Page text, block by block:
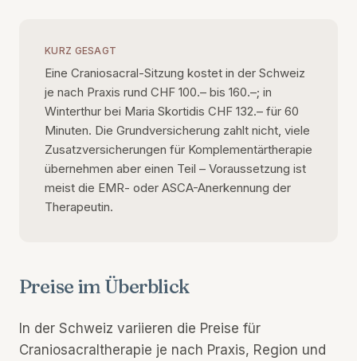
KURZ GESAGT
Eine Craniosacral-Sitzung kostet in der Schweiz
je nach Praxis rund CHF 100.– bis 160.–; in
Winterthur bei Maria Skortidis CHF 132.– für 60
Minuten. Die Grundversicherung zahlt nicht, viele
Zusatzversicherungen für Komplementärtherapie
übernehmen aber einen Teil – Voraussetzung ist
meist die EMR- oder ASCA-Anerkennung der
Therapeutin.
Preise im Überblick
In der Schweiz variieren die Preise für
Craniosacraltherapie je nach Praxis, Region und